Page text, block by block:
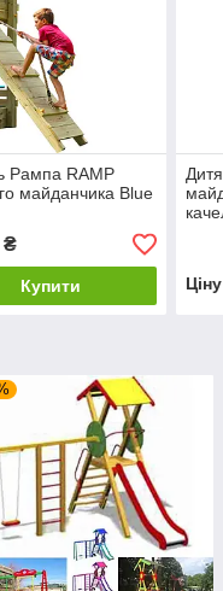
Рампа RAMP
майданчика Blue
Купити